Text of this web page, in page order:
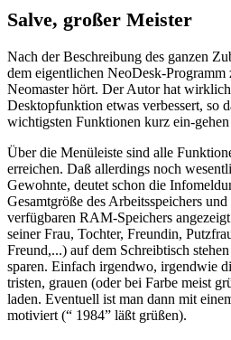
Salve, großer Meister
Nach der Beschreibung des ganzen
dem eigentlichen NeoDesk-Programm
Neomaster hört. Der Autor hat
Desktopfunktion etwas verbessert, so
wichtigsten Funktionen kurz ein-
Über die Menüleiste sind alle
erreichen. Daß allerdings noch
Gewohnte, deutet schon die
Gesamtgröße des Arbeitsspeichers
verfügbaren RAM-Speichers
seiner Frau, Tochter, Freundin,
Freund,...) auf dem Schreibtisch
sparen. Einfach irgendwo, irgendwie
tristen, grauen (oder bei Farbe meist
laden. Eventuell ist man dann mit
motiviert (“ 1984” läßt grüßen).